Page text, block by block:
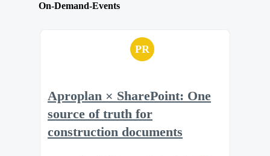
On-Demand-Events
PR
Aproplan × SharePoint: One
source of truth for
construction documents